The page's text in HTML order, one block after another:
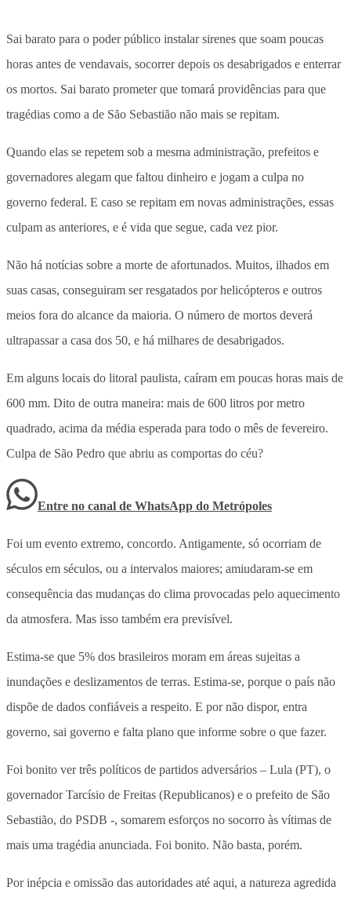
Sai barato para o poder público instalar sirenes que soam poucas
horas antes de vendavais, socorrer depois os desabrigados e enterrar
os mortos. Sai barato prometer que tomará providências para que
tragédias como a de São Sebastião não mais se repitam.
Quando elas se repetem sob a mesma administração, prefeitos e
governadores alegam que faltou dinheiro e jogam a culpa no
governo federal. E caso se repitam em novas administrações, essas
culpam as anteriores, e é vida que segue, cada vez pior.
Não há notícias sobre a morte de afortunados. Muitos, ilhados em
suas casas, conseguiram ser resgatados por helicópteros e outros
meios fora do alcance da maioria. O número de mortos deverá
ultrapassar a casa dos 50, e há milhares de desabrigados.
Em alguns locais do litoral paulista, caíram em poucas horas mais de
600 mm. Dito de outra maneira: mais de 600 litros por metro
quadrado, acima da média esperada para todo o mês de fevereiro.
Culpa de São Pedro que abriu as comportas do céu?
Entre no canal de WhatsApp do Metrópoles
Foi um evento extremo, concordo. Antigamente, só ocorriam de
séculos em séculos, ou a intervalos maiores; amiudaram-se em
consequência das mudanças do clima provocadas pelo aquecimento
da atmosfera. Mas isso também era previsível.
Estima-se que 5% dos brasileiros moram em áreas sujeitas a
inundações e deslizamentos de terras. Estima-se, porque o país não
dispõe de dados confiáveis a respeito. E por não dispor, entra
governo, sai governo e falta plano que informe sobre o que fazer.
Foi bonito ver três políticos de partidos adversários – Lula (PT), o
governador Tarcísio de Freitas (Republicanos) e o prefeito de São
Sebastião, do PSDB -, somarem esforços no socorro às vítimas de
mais uma tragédia anunciada. Foi bonito. Não basta, porém.
Por inépcia e omissão das autoridades até aqui, a natureza agredida